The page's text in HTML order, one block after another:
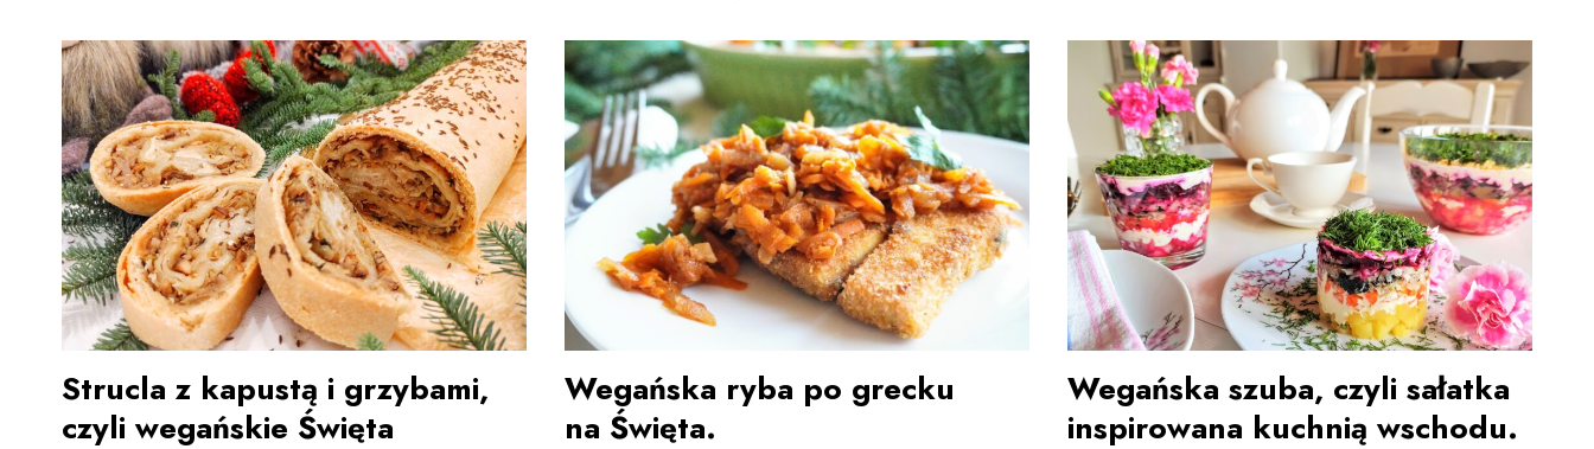
Strucla z kapustą i grzybami,
czyli wegańskie Święta
Wegańska ryba po grecku
na Święta.
Wegańska szuba, czyli sałatka
inspirowana kuchnią wschodu.